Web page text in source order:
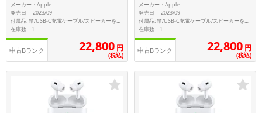
メーカー：Apple
発売日： 2023/09
付属品: 箱/USB-C充電ケーブル/スピーカーを搭載したストラップループ付きMagSafe充電ケース(USB-C)/シリコーン製イヤーチップ(XS/S/L)/マニュアル
在庫数：1
中古Bランク 22,800 円
(税込)
メーカー：Apple
発売日： 2023/09
付属品: 箱/USB-C充電ケーブル/スピーカーを搭載したストラップループ付きMagSafe充電ケース(USB-C)/シリコーン製イヤーチップ(XS/S/M/L)
在庫数：1
中古Bランク 22,800 円
(税込)
ドライブ
ドライブの絞り込み
ランク
商品状態の絞り込み
CPUの絞り込み